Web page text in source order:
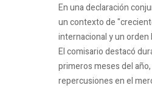
En una declaración
un contexto de
internacional y un orden
El comisario destacó
primeros meses del
repercusiones en el